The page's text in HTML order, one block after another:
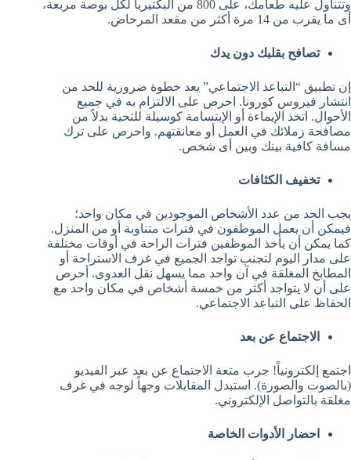
وتتناول عليه طعامك، على 800 من البكتيريا لكل بوصة مربعة،
أى ما يقرب من 14 مرة أكثر من مقعد المرحاض.
تصافح بقلبك دون يدك
إن تطبيق “التباعد الاجتماعي” يعد خطوة ضرورية للحد من
انتشار فيروس كورونا. احرص على الالتزام به في جميع
الأحوال. اتخذ الإيماءة أو الإبتسامة كوسيلة للتحية بدلاً من
مصافحة زملائك في العمل أو معانقتهم. واحرص على ترك
مسافة كافية بينك وبين أى شخص.
تخفيف الكثافات
يجب الحد من عدد الأشخاص الموجودين في مكان واحد؛
فيمكن أن يعمل الموظفون في فترات متناوبة أو من المنزل.
كما يمكن أن يأخذ الموظفين فترات الراحة في أوقات مختلفة
على مدار اليوم لتجنب تواجد الجميع في غرف الاستراحة أو
المطابخ المغلقة في آن واحد مما يسهل نقل العدوى. أحرص
على أن لا يتواجد أكثر من خمسة أشخاص في مكان واحد مع
الحفاظ على التباعد الاجتماعي.
الاجتماع عن بعد
اجتمع إلكترونياً! جرب متعة الاجتماع عن بعد عبر الفيديو
(بالصوت والصورة). استبدل المقابلات وجهاً لوجه في غرف
مغلقة بالتواصل الإلكتروني.
احضار الأدوات الخاصة